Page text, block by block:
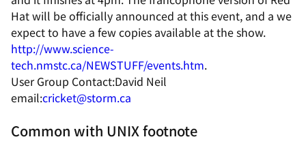
Hat will be officially announced at this event, and a we
expect to have a few copies available at the show.
http://www.science-
tech.nmstc.ca/NEWSTUFF/events.htm.
User Group Contact:David Neil
email:cricket@storm.ca
Common with UNIX footnote